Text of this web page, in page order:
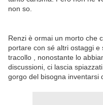
non so.
Renzi è ormai un morto che
portare con sé altri ostaggi
tracollo , nonostante lo
discussioni, ci lascia
gorgo del bisogna inventarsi